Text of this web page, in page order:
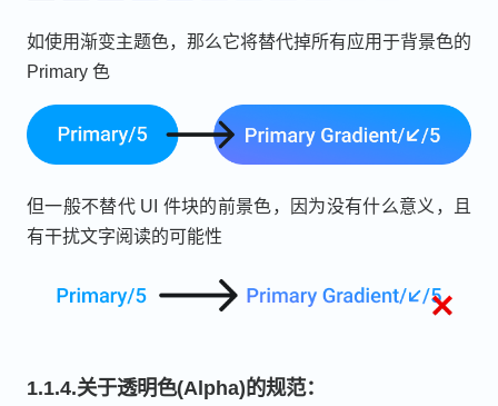
如使用渐变主题色，那么它将替代掉所有应用于背景色的
Primary 色
但一般不替代 UI 件块的前景色，因为没有什么意义，且
有干扰文字阅读的可能性
1.1.4.关于透明色(Alpha)的规范：